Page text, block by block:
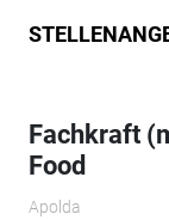
Fachkraft
Food
Apolda